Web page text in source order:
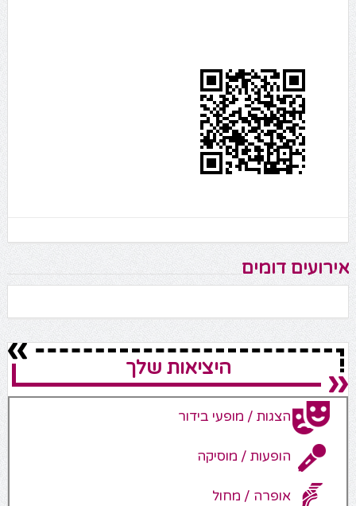
אירועים דומים
היציאות שלך
הצגות / מופעי בידור
הופעות / מוסיקה
אופרה / מחול